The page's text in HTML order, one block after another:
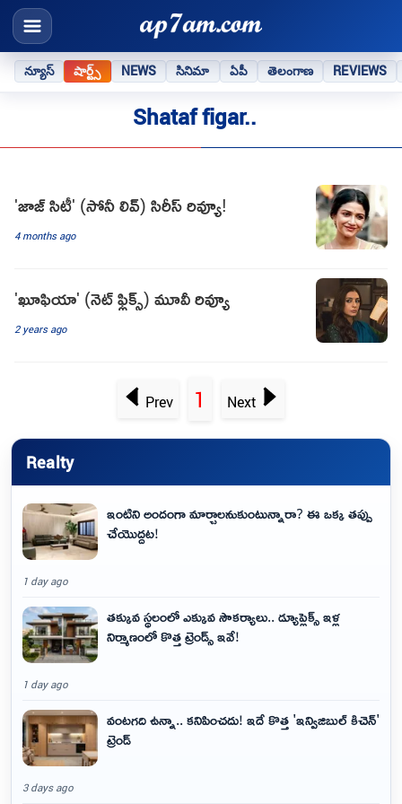
న్యూస్ షార్ట్స్ NEWS సినిమా ఏపీ తెలంగాణ REVIEWS
Shataf figar..
'జాజ్ సిటీ' (సోనీ లివ్) సిరీస్ రివ్యూ!
4 months ago
'ఖూఫియా' (నెట్ ఫ్లిక్స్) మూవీ రివ్యూ
2 years ago
Prev 1 Next
Realty
ఇంటిని అందంగా మార్చాలనుకుంటున్నారా? ఈ ఒక్క తప్పు
చేయొద్దట!
1 day ago
తక్కువ స్థలంలో ఎక్కువ సౌకర్యాలు.. డ్యూప్లెక్స్ ఇళ్ల
నిర్మాణంలో కొత్త ట్రెండ్స్ ఇవే!
1 day ago
వంటగది ఉన్నా.. కనిపించదు! ఇదే కొత్త 'ఇన్విజిబుల్ కిచెన్'
ట్రెండ్
3 days ago